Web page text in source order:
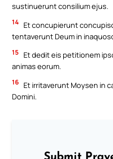
sustinuerunt consilium ejus.
14 Et concupierunt
tentaverunt Deum in
15
Et dedit eis petitionem
animas eorum.
16 Et irritaverunt Moysen in
Domini.